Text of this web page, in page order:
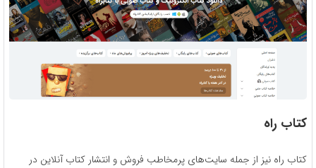
کتاب راه
کتاب راه نیز از جمله سایت‌های پرمخاطب فروش و انتشار کتاب آنلاین در